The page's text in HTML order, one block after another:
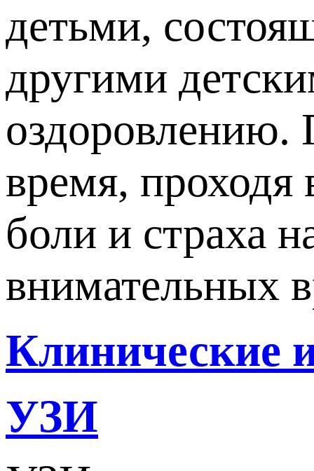
детьми,
другими
оздоровлению.
время, проходя
боли и страха
внимательных
Клинические
УЗИ